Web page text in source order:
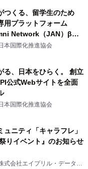
つくる、留学生のため
用プラットフォーム
Network（JAN）β版
本国際化推進協会
る、日本をひらく。 創立
公式Webサイトを全面
本国際化推進協会
ュニティ「キャラフレ」
りイベント』のお知らせ
式会社エイプリル・データ・